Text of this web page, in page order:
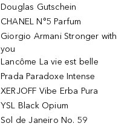
Douglas Gutschein
CHANEL N°5 Parfum
Giorgio Armani Stronger with
you
Lancôme La vie est belle
Prada Paradoxe Intense
XERJOFF Vibe Erba Pura
YSL Black Opium
Sol de Janeiro No. 59